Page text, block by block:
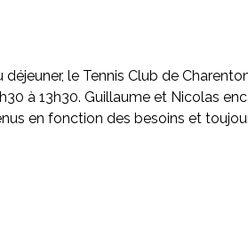
le Tennis Club de
à 13h30. Guillaume et Nicolas
en fonction des besoins et